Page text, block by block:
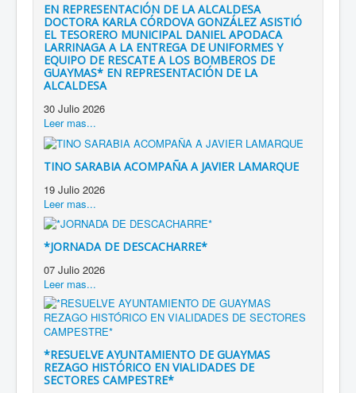
EN REPRESENTACIÓN DE LA ALCALDESA
DOCTORA KARLA CÓRDOVA GONZÁLEZ ASISTIÓ
EL TESORERO MUNICIPAL DANIEL APODACA
LARRINAGA A LA ENTREGA DE UNIFORMES Y
EQUIPO DE RESCATE A LOS BOMBEROS DE
GUAYMAS* EN REPRESENTACIÓN DE LA
ALCALDESA
30 Julio 2026
Leer mas...
TINO SARABIA ACOMPAÑA A JAVIER LAMARQUE
19 Julio 2026
Leer mas...
*JORNADA DE DESCACHARRE*
07 Julio 2026
Leer mas...
*RESUELVE AYUNTAMIENTO DE GUAYMAS
REZAGO HISTÓRICO EN VIALIDADES DE
SECTORES CAMPESTRE*